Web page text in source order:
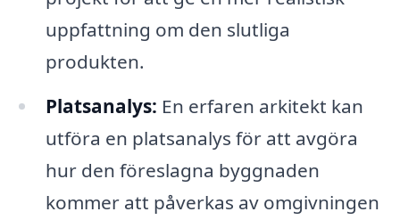
uppfattning om den slutliga
produkten.
Platsanalys: En erfaren arkitekt kan
utföra en platsanalys för att avgöra
hur den föreslagna byggnaden
kommer att påverkas av omgivningen